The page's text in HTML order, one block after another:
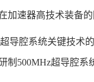
加速器高技术装备
导腔系统关键技术
制500MHz超导腔系